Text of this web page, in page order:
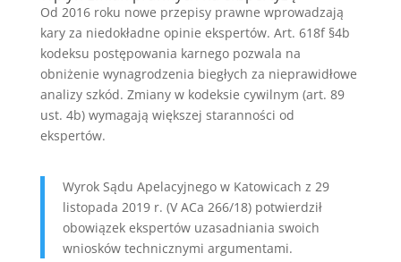
Od 2016 roku nowe przepisy prawne wprowadzają
kary za niedokładne opinie ekspertów. Art. 618f §4b
kodeksu postępowania karnego pozwala na
obniżenie wynagrodzenia biegłych za nieprawidłowe
analizy szkód. Zmiany w kodeksie cywilnym (art. 89
ust. 4b) wymagają większej staranności od
ekspertów.
Wyrok Sądu Apelacyjnego w Katowicach z 29
listopada 2019 r. (V ACa 266/18) potwierdził
obowiązek ekspertów uzasadniania swoich
wniosków technicznymi argumentami.